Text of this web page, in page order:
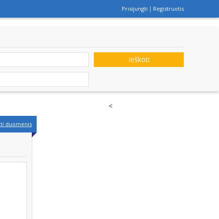
Prisijungti Registruotis
Ieškoti
duomenis
<